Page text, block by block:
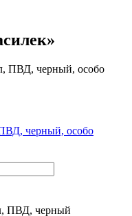
черный, особо